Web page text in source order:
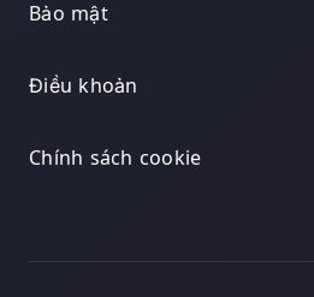
Bảo mật
Điều khoản
Chính sách cookie